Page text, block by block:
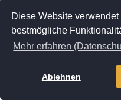
Diese Website
bestmögliche
Mehr erfahren
Ablehnen
Anzahl:
Reservierung
Zurück